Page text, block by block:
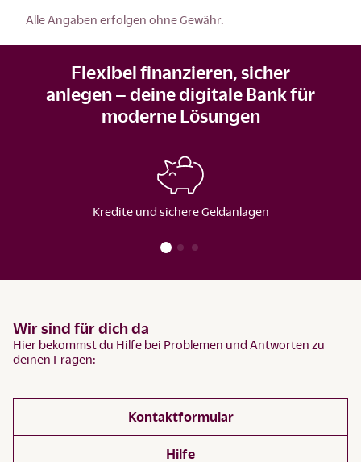
Alle Angaben erfolgen ohne Gewähr.
Flexibel finanzieren, sicher
anlegen – deine digitale Bank für
moderne Lösungen
Kredite und sichere Geldanlagen
Wir sind für dich da
Hier bekommst du Hilfe bei Problemen und Antworten zu
deinen Fragen:
Kontaktformular
Hilfe